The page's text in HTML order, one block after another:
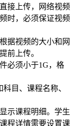
接上传，网络视频
时，必须保证视频
据视频的大小和网
前上传。
必须小于1G，格
目、课程名称、
示课程明细。学生
程详情需要设置课